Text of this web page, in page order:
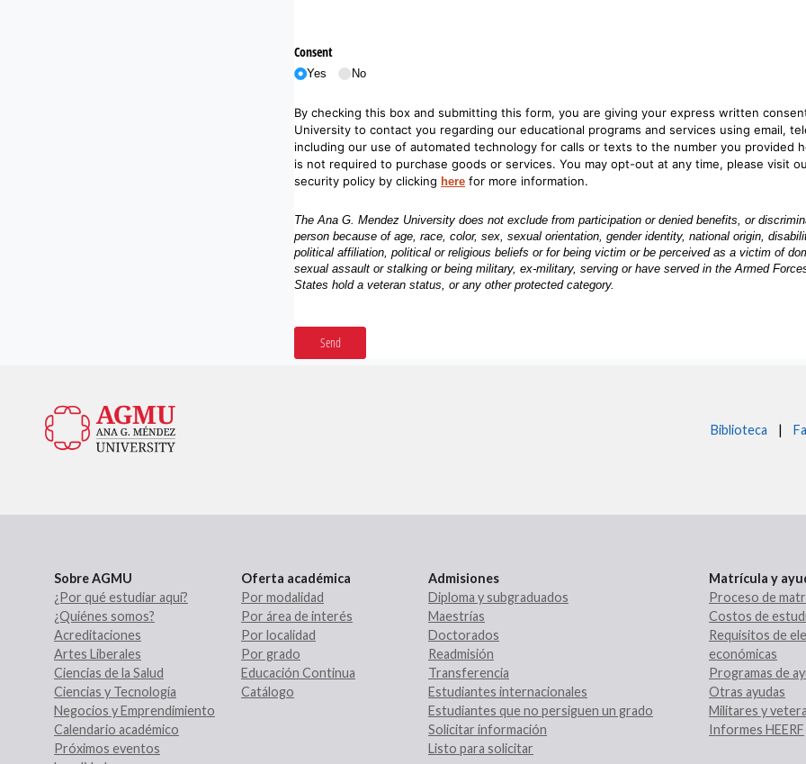
Biblioteca |
Sobre AGMU
¿Por qué estudiar aquí?
¿Quiénes somos?
Acreditaciones
Artes Liberales
Ciencias de la Salud
Ciencias y Tecnología
Negocios y Emprendimiento
Calendario académico
Próximos eventos
Oferta académica
Por modalidad
Por área de interés
Por localidad
Por grado
Educación Continua
Catálogo
Admisiones
Diploma y subgraduados
Maestrías
Doctorados
Readmisión
Transferencia
Estudiantes internacionales
Estudiantes que no persiguen un grado
Solicitar información
Listo para solicitar
Matrícula y
Proceso de
Costos de
Requisitos de
económicas
Programas de
Otras ayudas
Militares y
Informes HEERF